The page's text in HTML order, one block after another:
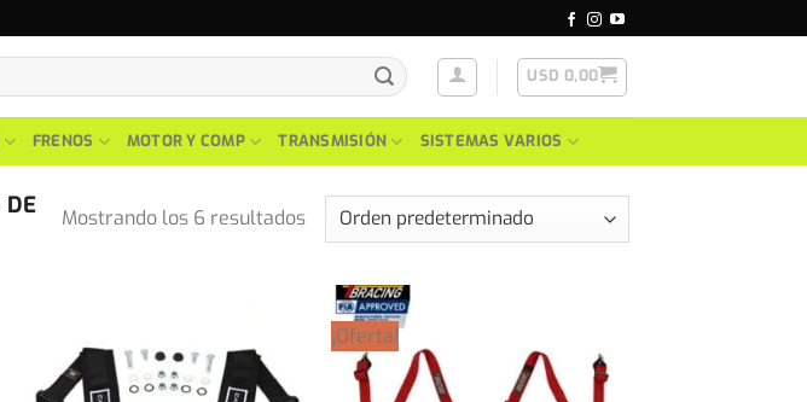
USD 0,00
FRENOS MOTOR Y COMP TRANSMISIÓN SISTEMAS VARIOS
DE
Mostrando los 6 resultados
¡Oferta!